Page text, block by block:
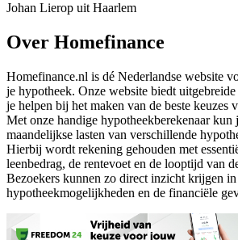
Johan Lierop uit Haarlem
Over Homefinance
Homefinance.nl is dé Nederlandse website
je hypotheek. Onze website biedt
je helpen bij het maken van de beste keuzes
Met onze handige hypotheekberekenaar kun
maandelijkse lasten van verschillende
Hierbij wordt rekening gehouden met
leenbedrag, de rentevoet en de looptijd van
Bezoekers kunnen zo direct inzicht krijgen
hypotheekmogelijkheden en de financiële